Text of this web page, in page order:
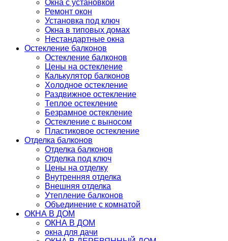
Окна с установкой
Ремонт окон
Установка под ключ
Окна в типовых домах
Нестандартные окна
Остекление балконов
Остекление балконов
Цены на остекление
Калькулятор балконов
Холодное остекление
Раздвижное остекление
Теплое остекление
Безрамное остекление
Остекление с выносом
Пластиковое остекление
Отделка балконов
Отделка балконов
Отделка под ключ
Цены на отделку
Внутренняя отделка
Внешняя отделка
Утепление балконов
Объединение с комнатой
ОКНА В ДОМ
ОКНА В ДОМ
окна для дачи